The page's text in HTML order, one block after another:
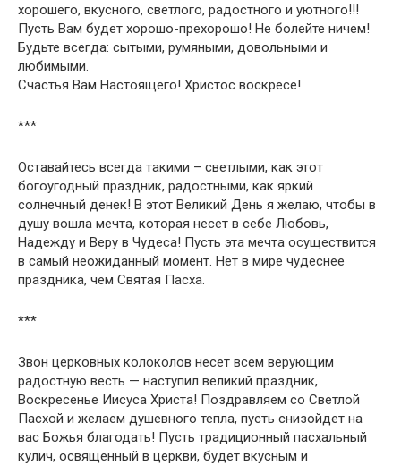
хорошего, вкусного, светлого, радостного и уютного!!!
Пусть Вам будет хорошо-прехорошо! Не болейте ничем!
Будьте всегда: сытыми, румяными, довольными и
любимыми.
Счастья Вам Настоящего! Христос воскресе!
***
Оставайтесь всегда такими – светлыми, как этот
богоугодный праздник, радостными, как яркий
солнечный денек! В этот Великий День я желаю, чтобы в
душу вошла мечта, которая несет в себе Любовь,
Надежду и Веру в Чудеса! Пусть эта мечта осуществится
в самый неожиданный момент. Нет в мире чудеснее
праздника, чем Святая Пасха.
***
Звон церковных колоколов несет всем верующим
радостную весть — наступил великий праздник,
Воскресенье Иисуса Христа! Поздравляем со Светлой
Пасхой и желаем душевного тепла, пусть снизойдет на
вас Божья благодать! Пусть традиционный пасхальный
кулич, освященный в церкви, будет вкусным и